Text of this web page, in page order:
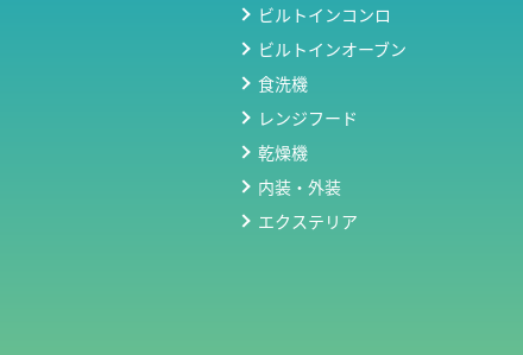
ビルトインコンロ
ビルトインオーブン
食洗機
レンジフード
乾燥機
内装・外装
エクステリア